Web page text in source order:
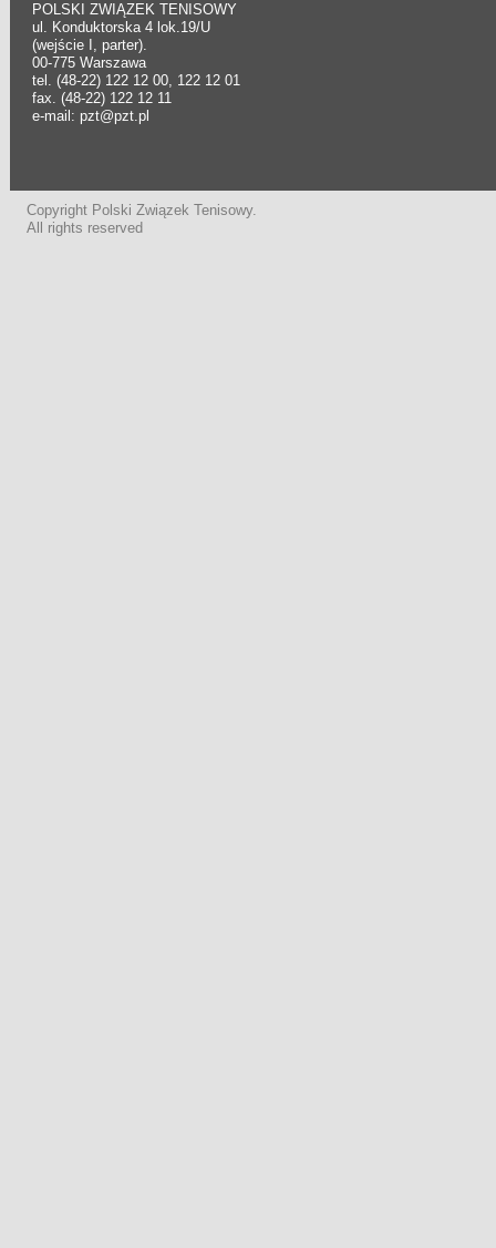
POLSKI ZWIĄZEK TENISOWY
ul. Konduktorska 4 lok.19/U
(wejście I, parter).
00-775 Warszawa
tel. (48-22) 122 12 00, 122 12 01
fax. (48-22) 122 12 11
e-mail: pzt@pzt.pl
Copyright Polski Związek Tenisowy.
All rights reserved